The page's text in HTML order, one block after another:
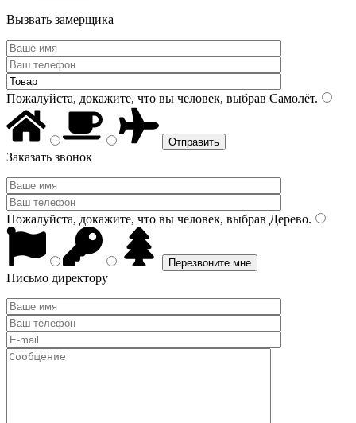
Вызвать замерщика
Пожалуйста, докажите, что вы человек, выбрав Самолёт.
Заказать звонок
Пожалуйста, докажите, что вы человек, выбрав Дерево.
Письмо директору